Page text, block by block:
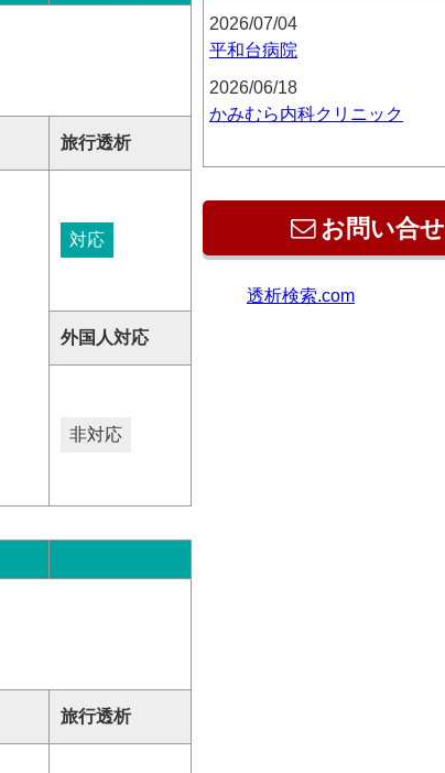
旅行透析
対応
外国人対応
非対応
旅行透析
2026/07/04
平和台病院
2026/06/18
かみむら内科クリニック
お問い合せ